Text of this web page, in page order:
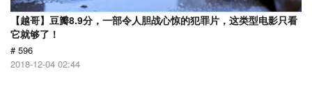
【越哥】豆瓣8.9分，一部令人胆战心惊的犯罪片，这类型电影只看
它就够了！
# 596
2018-12-04 02:44